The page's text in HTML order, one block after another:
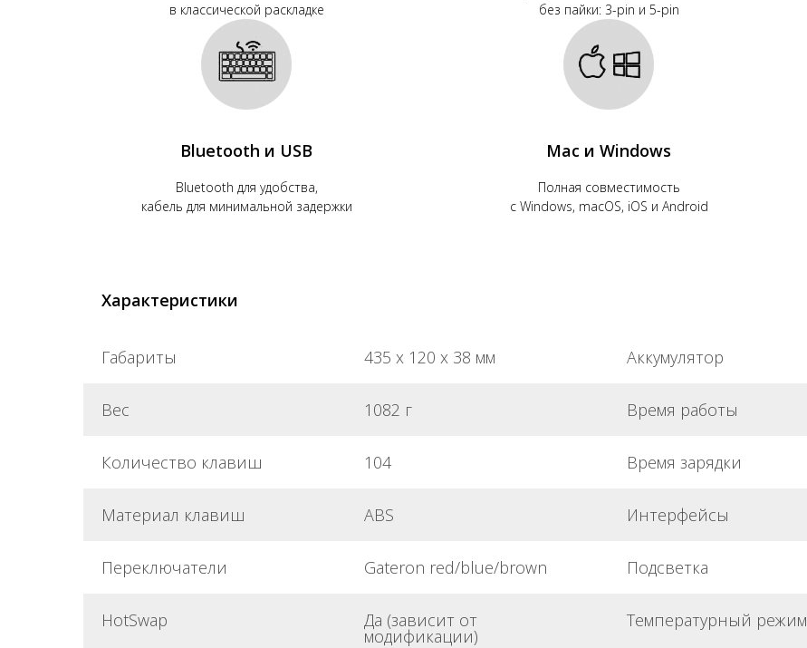
в классической раскладке
без пайки: 3-pin и 5-pin
Bluetooth и USB
Bluetooth для удобства,
кабель для минимальной задержки
Mac и Windows
Полная совместимость
с Windows, macOS, iOS и Android
Характеристики
Габариты 435 х 120 х 38 мм Аккумулятор
Вес 1082 г Время работы
Количество клавиш 104 Время зарядки
Материал клавиш ABS Интерфейсы
Переключатели Gateron red/blue/brown Подсветка
HotSwap Да (зависит от
модификации)
Температурный режим